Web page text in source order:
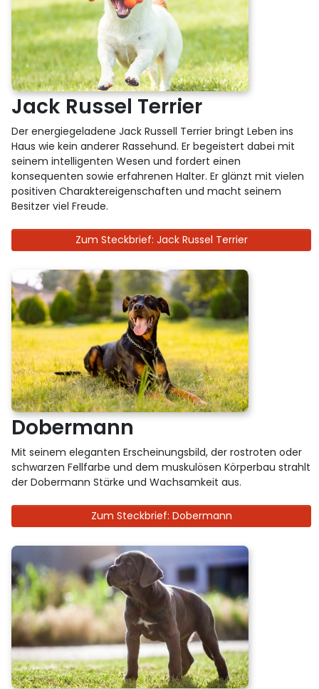
Jack Russel Terrier
Der energiegeladene Jack Russell Terrier bringt Leben ins
Haus wie kein anderer Rassehund. Er begeistert dabei mit
seinem intelligenten Wesen und fordert einen
konsequenten sowie erfahrenen Halter. Er glänzt mit vielen
positiven Charaktereigenschaften und macht seinem
Besitzer viel Freude.
Zum Steckbrief: Jack Russel Terrier
Dobermann
Mit seinem eleganten Erscheinungsbild, der rostroten oder
schwarzen Fellfarbe und dem muskulösen Körperbau strahlt
der Dobermann Stärke und Wachsamkeit aus.
Zum Steckbrief: Dobermann